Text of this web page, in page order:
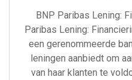
BNP Paribas Lening:
Paribas Lening:
een gerenommeerde
leningen aanbiedt om
van haar klanten te